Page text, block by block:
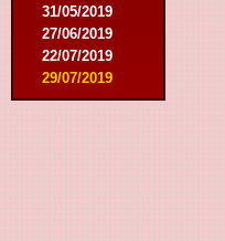
31/05/2019
27/06/2019
22/07/2019
29/07/2019